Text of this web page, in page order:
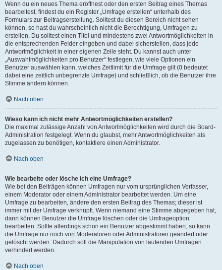
Wenn du ein neues Thema eröffnest oder den ersten Beitrag eines Themas
bearbeitest, findest du ein Register „Umfrage erstellen“ unterhalb des
Formulars zur Beitragserstellung. Solltest du diesen Bereich nicht sehen
können, so hast du wahrscheinlich nicht die Berechtigung, Umfragen zu
erstellen. Du solltest einen Titel und mindestens zwei Antwortmöglichkeiten in
die entsprechenden Felder eingeben und dabei sicherstellen, dass jede
Antwortmöglichkeit in einer eigenen Zeile steht. Du kannst auch unter
„Auswahlmöglichkeiten pro Benutzer“ festlegen, wie viele Optionen ein
Benutzer auswählen kann, welches Zeitlimit für die Umfrage gilt (0 bedeutet
dabei eine zeitlich unbegrenzte Umfrage) und schließlich, ob die Benutzer ihre
Stimme ändern können.
Nach oben
Wieso kann ich nicht mehr Antwortmöglichkeiten erstellen?
Die maximal zulässige Anzahl von Antwortmöglichkeiten wird durch die Board-
Administration festgelegt. Wenn du glaubst, mehr Antwortmöglichkeiten als
zugelassen zu benötigen, kontaktiere einen Administrator.
Nach oben
Wie bearbeite oder lösche ich eine Umfrage?
Wie bei den Beiträgen können Umfragen nur vom ursprünglichen Verfasser,
einem Moderator oder einem Administrator bearbeitet werden. Um eine
Umfrage zu bearbeiten, ändere den ersten Beitrag des Themas; dieser ist
immer mit der Umfrage verknüpft. Wenn niemand eine Stimme abgegeben hat,
dann können Benutzer die Umfrage löschen oder die Umfrageoption
bearbeiten. Sollte allerdings schon ein Benutzer abgestimmt haben, so kann
die Umfrage nur noch von Moderatoren oder Administratoren geändert oder
gelöscht werden. Dadurch soll die Manipulation von laufenden Umfragen
verhindert werden.
Nach oben